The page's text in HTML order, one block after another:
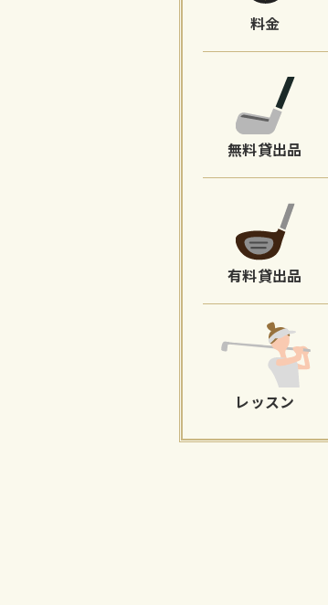
料金
無料貸出品
有料貸出品
レッスン